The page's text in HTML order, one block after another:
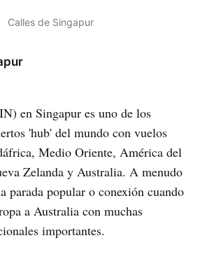
Calles de Singapur
en Singapur es uno de los
'hub' del mundo con vuelos
Medio Oriente, América del
Zelanda y Australia. A menudo
parada popular o conexión cuando
a Australia con muchas
importantes.